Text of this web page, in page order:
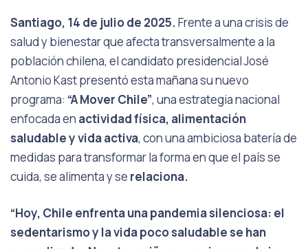
Santiago, 14 de julio de 2025.Frente a una crisis de
salud y bienestar que afecta transversalmente a la
población chilena, el candidato presidencial José
Antonio Kast presentó esta mañana su nuevo
programa: “A Mover Chile”, una estrategia nacional
enfocada en actividad física, alimentación
saludable y vida activa, con una ambiciosa batería de
medidas para transformar la forma en que el país se
cuida, se alimenta y se relaciona.
“Hoy, Chile enfrenta una pandemia silenciosa: el
sedentarismo y la vida pocosaludable se han